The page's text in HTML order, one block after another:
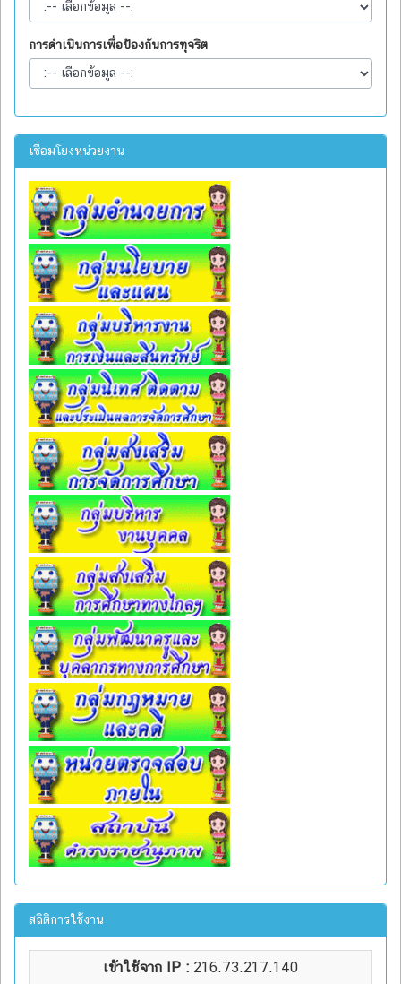
การดำเนินการเพื่อป้องกันการทุจริต
เชื่อมโยงหน่วยงาน
สถิติการใช้งาน
เข้าใช้จาก IP : 216.73.217.140